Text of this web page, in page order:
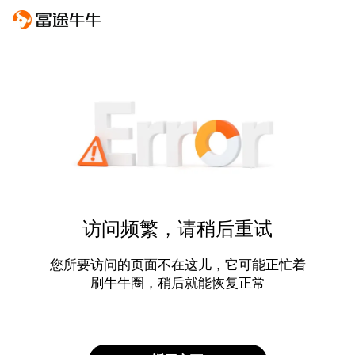
访问频繁，请稍后重试
您所要访问的页面不在这儿，它可能正忙着
刷牛牛圈，稍后就能恢复正常